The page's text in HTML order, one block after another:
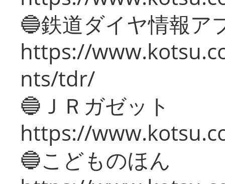
🔵鉄道ダイヤ情報ア
https://
nts/tdr/
🔵ＪＲガゼット
https://
🔵こどものほん